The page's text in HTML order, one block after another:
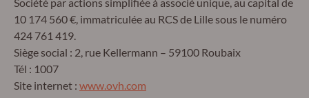
10 174 560 €, immatriculée au RCS de Lille sous le numéro
424 761 419.
Siège social : 2, rue Kellermann – 59100 Roubaix
Tél : 1007
Site internet : www.ovh.com